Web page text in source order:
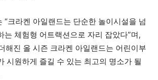
“크라켄 아일랜드는 단순한 놀이시설을 넘
는 체험형 어트랙션으로 자리 잡았다”며,
해진 올 시즌 크라켄 아일랜드는 어린이부
시원하게 즐길 수 있는 최고의 명소가 될